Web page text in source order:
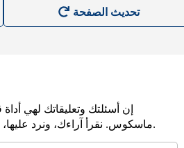
إن أسئلتك وتعليقاتك لهي
ماسكوس. نقرأ آراءك، ونرد عليها، بناء على طلبكم في أسرع وقت ممكن.